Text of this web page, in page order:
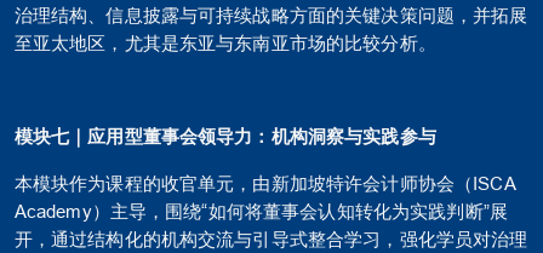
治理结构、信息披露与可持续战略方面的关键决策问题，并拓展
至亚太地区，尤其是东亚与东南亚市场的比较分析。
模块七｜应用型董事会领导力：机构洞察与实践参与
本模块作为课程的收官单元，由新加坡特许会计师协会（ISCA
Academy）主导，围绕“如何将董事会认知转化为实践判断”展
开，通过结构化的机构交流与引导式整合学习，强化学员对治理